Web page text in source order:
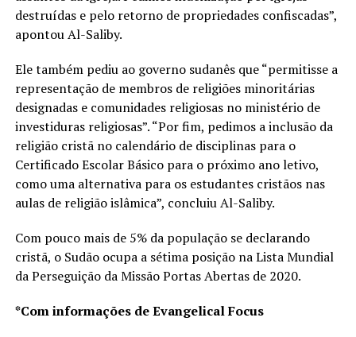
destruídas e pelo retorno de propriedades confiscadas”,
apontou Al-Saliby.
Ele também pediu ao governo sudanês que “permitisse a
representação de membros de religiões minoritárias
designadas e comunidades religiosas no ministério de
investiduras religiosas”. “Por fim, pedimos a inclusão da
religião cristã no calendário de disciplinas para o
Certificado Escolar Básico para o próximo ano letivo,
como uma alternativa para os estudantes cristãos nas
aulas de religião islâmica”, concluiu Al-Saliby.
Com pouco mais de 5% da população se declarando
cristã, o Sudão ocupa a sétima posição na Lista Mundial
da Perseguição da Missão Portas Abertas de 2020.
*Com informações de Evangelical Focus